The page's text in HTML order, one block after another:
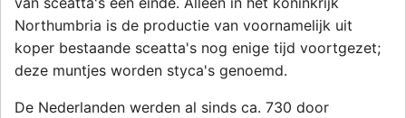
Northumbria is de productie van voornamelijk uit
koper bestaande sceatta's nog enige tijd voortgezet;
deze muntjes worden styca's genoemd.
De Nederlanden werden al sinds ca. 730 door